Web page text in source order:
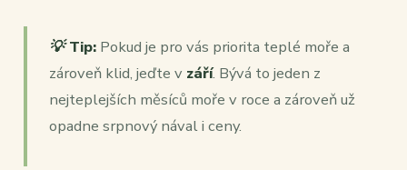
💡 Tip: Pokud je pro vás priorita teplé moře a
zároveň klid, jeďte v září. Bývá to jeden z
nejteplejších měsíců moře v roce a zároveň už
opadne srpnový nával i ceny.